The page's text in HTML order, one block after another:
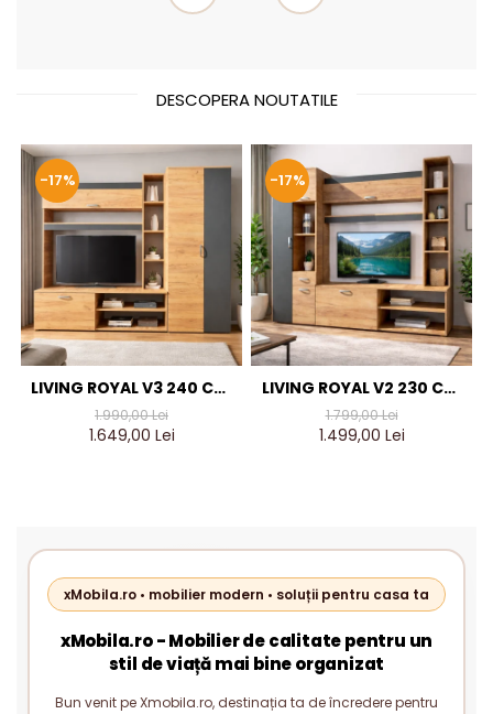
DESCOPERA NOUTATILE
-17%
LIVING ROYAL V3 240 CM,
STEJAR AURIU & GRI
ANTRACIT – MOBILIER
1.990,00 Lei
1.649,00 Lei
-17%
LIVING ROYAL V2 230 CM,
STEJAR AURIU & GRI
ANTRACIT – MOBILIER
1.799,00 Lei
1.499,00 Lei
xMobila.ro • mobilier modern • soluții pentru casa ta
xMobila.ro - Mobilier de calitate pentru un
stil de viață mai bine organizat
Bun venit pe Xmobila.ro, destinația ta de încredere pentru